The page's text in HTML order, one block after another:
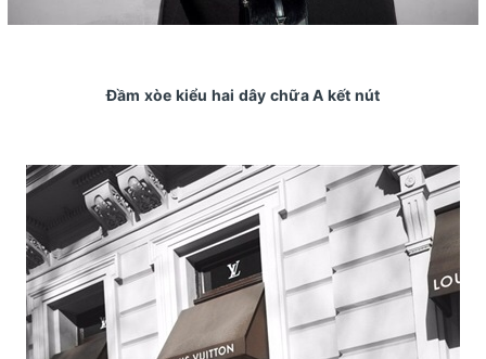
Đầm xòe kiểu hai dây chữa A kết nút